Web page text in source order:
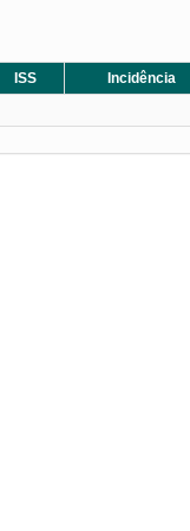
ISS Incidência